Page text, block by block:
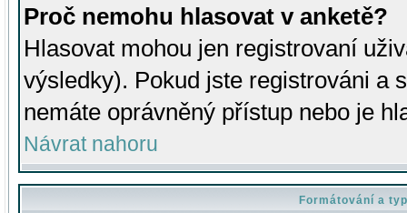
Proč nemohu hlasovat v anketě?
Hlasovat mohou jen registrovaní
výsledky). Pokud jste registrováni a
nemáte oprávněný přístup nebo je
Návrat nahoru
Formátování a